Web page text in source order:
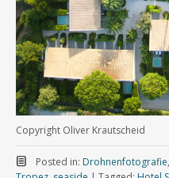
Copyright Oliver Krautscheid
Posted in: Drohnenfotografie,